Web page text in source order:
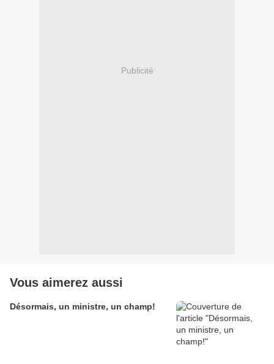
Publicité
Vous aimerez aussi
Désormais, un ministre, un champ!